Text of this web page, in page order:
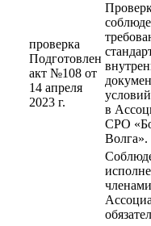
проверка
Подготовлен
акт №108 от
14 апреля
2023 г.
в
СРО
Волга».
членами